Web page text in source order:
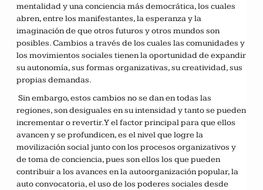
mentalidad y una conciencia más democrática, los cuales
abren, entre los manifestantes, la esperanza y la
imaginación de que otros futuros y otros mundos son
posibles. Cambios a través de los cuales las comunidades y
los movimientos sociales tienen la oportunidad de expandir
su autonomía, sus formas organizativas, su creatividad, sus
propias demandas.
Sin embargo, estos cambios no se dan en todas las
regiones, son desiguales en su intensidad y tanto se pueden
incrementar o revertir. Y el factor principal para que ellos
avancen y se profundicen, es el nivel que logre la
movilización social junto con los procesos organizativos y
de toma de conciencia, pues son ellos los que pueden
contribuir a los avances en la autoorganización popular, la
auto convocatoria, el uso de los poderes sociales desde